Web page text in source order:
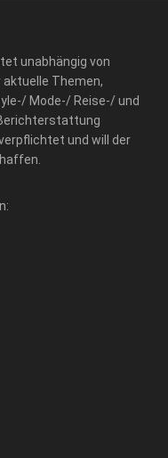
unabhängig von
aktuelle Themen,
Mode-/ Reise-/ und
und will der